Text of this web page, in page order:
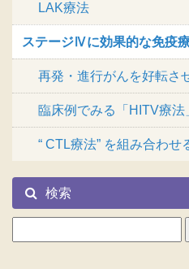
LAK療法
ステージⅣに効果的な免疫
再発・進行がんを好転さ
臨床例でみる「HITV療法
“ CTL療法” を組み合わせ
検索